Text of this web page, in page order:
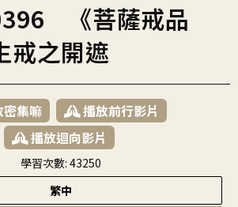
《菩薩戒品
戒之開遮
集嘛
播放前行影片
播放迴向影片
學習次數: 43250
繁中